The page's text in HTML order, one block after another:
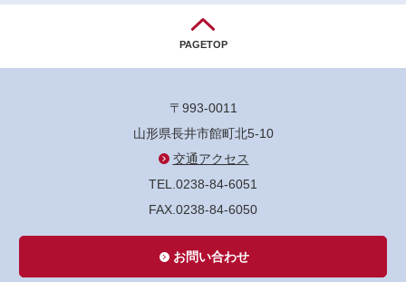
PAGETOP
〒993-0011
山形県長井市館町北5-10
交通アクセス
TEL.0238-84-6051
FAX.0238-84-6050
お問い合わせ